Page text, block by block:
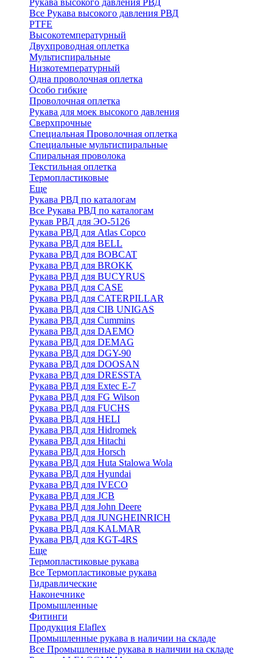
Рукава высокого давления РВД
Все Рукава высокого давления РВД
PTFE
Высокотемпературный
Двухпроводная оплетка
Мультиспиральные
Низкотемпературный
Одна проволочная оплетка
Особо гибкие
Проволочная оплетка
Рукава для моек высокого давления
Сверхпрочные
Специальная Проволочная оплетка
Специальные мультиспиральные
Спиральная проволока
Текстильная оплетка
Термопластиковые
Еще
Рукава РВД по каталогам
Все Рукава РВД по каталогам
Рукав РВД для ЭО-5126
Рукава РВД для Atlas Copco
Рукава РВД для BELL
Рукава РВД для BOBCAT
Рукава РВД для BROKK
Рукава РВД для BUCYRUS
Рукава РВД для CASE
Рукава РВД для CATERPILLAR
Рукава РВД для CIB UNIGAS
Рукава РВД для Cummins
Рукава РВД для DAEMO
Рукава РВД для DEMAG
Рукава РВД для DGY-90
Рукава РВД для DOOSAN
Рукава РВД для DRESSTA
Рукава РВД для Extec E-7
Рукава РВД для FG Wilson
Рукава РВД для FUCHS
Рукава РВД для HELI
Рукава РВД для Hidromek
Рукава РВД для Hitachi
Рукава РВД для Horsch
Рукава РВД для Huta Stalowa Wola
Рукава РВД для Hyundai
Рукава РВД для IVECO
Рукава РВД для JCB
Рукава РВД для John Deere
Рукава РВД для JUNGHEINRICH
Рукава РВД для KALMAR
Рукава РВД для KGT-4RS
Еще
Термопластиковые рукава
Все Термопластиковые рукава
Гидравлические
Наконечнике
Промышленные
Фитинги
Продукция Elaflex
Промышленные рукава в наличии на складе
Все Промышленные рукава в наличии на складе